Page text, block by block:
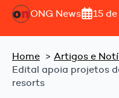
ONG News 15
Home Artigos e
Edital apoia projetos
resorts